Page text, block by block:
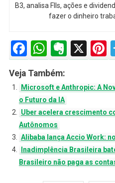
B3, analisa FIIs, ações e
fazer o dinheiro
Facebook
X
Veja Também:
Microsoft e Anthropic: A
o Futuro da IA
Uber acelera crescimento
Autônomos
Alibaba lança Accio Work:
Inadimplência Brasileira
Brasileiro não paga as